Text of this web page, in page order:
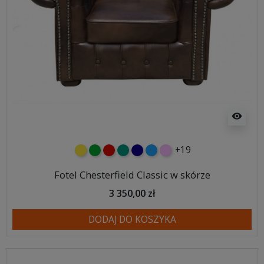
visibility
żółtyzielonyczerwony
turkusowy
granatowy
niebieski
różowy
+19
Fotel Chesterfield Classic w skórze
3 350,00 zł
DODAJ DO KOSZYKA